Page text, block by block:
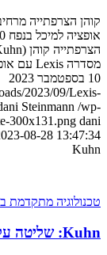
מסדרה Lexis עם אופציה לקבל מיכל בנפח 4,000 ליטר. הזמנת המרס…
10 בספטמבר 2023
2023/09/Lexis-
Steinmann /wp-
300x131.png dani
08-28 13:47:34
Kuhn
טכנולוגיה מתקדמת
Kuhn: שליטה על גודל הטיפות בריסוס